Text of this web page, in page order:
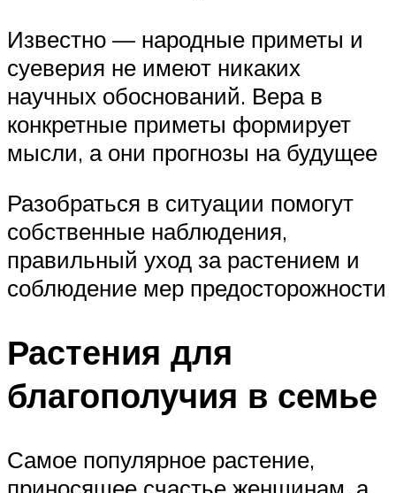
Известно — народные приметы и
суеверия не имеют никаких
научных обоснований. Вера в
конкретные приметы формирует
мысли, а они прогнозы на будущее
Разобраться в ситуации помогут
собственные наблюдения,
правильный уход за растением и
соблюдение мер предосторожности
Растения для
благополучия в семье
Самое популярное растение,